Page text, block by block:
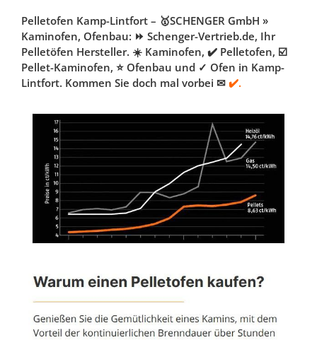
Pelletofen Kamp-Lintfort – 🥇SCHENGER GmbH »
Kaminofen, Ofenbau: ⏩ Schenger-Vertrieb.de, Ihr
Pelletöfen Hersteller. ☀️ Kaminofen, ✔️ Pelletofen, ☑️
Pellet-Kaminofen, ⭐ Ofenbau und ✓ Ofen in Kamp-
Lintfort. Kommen Sie doch mal vorbei ✉ ✔️.